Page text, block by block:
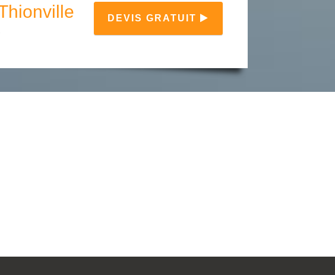
DEVIS GRATUIT